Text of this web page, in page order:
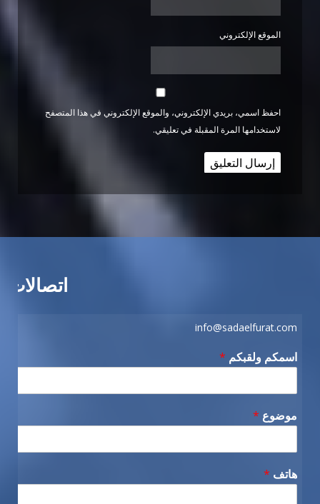
الموقع الإلكتروني
احفظ اسمي، بريدي الإلكتروني، والموقع الإلكتروني في هذا المتصفح
لاستخدامها المرة المقبلة في تعليقي.
اتصالات
info@sadaelfurat.com
اسمكم ولقبكم *
موضوع *
هاتف *